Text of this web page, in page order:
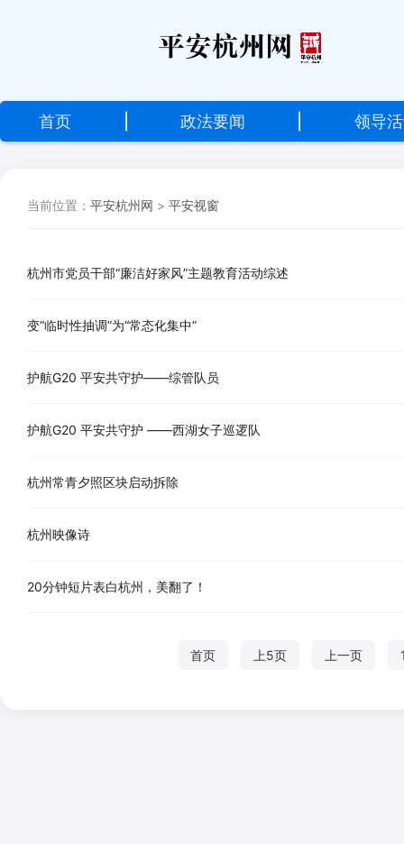
首
页
首页 政法要闻 领导
当前位置： 平安杭州网 > 平安视窗
杭州市党员干部“廉洁好家风”主题教育活动综述
变“临时性抽调”为“常态化集中”
护航G20 平安共守护——综管队员
护航G20 平安共守护 ——西湖女子巡逻队
杭州常青夕照区块启动拆除
杭州映像诗
20分钟短片表白杭州，美翻了！
首页 上5页 上一页